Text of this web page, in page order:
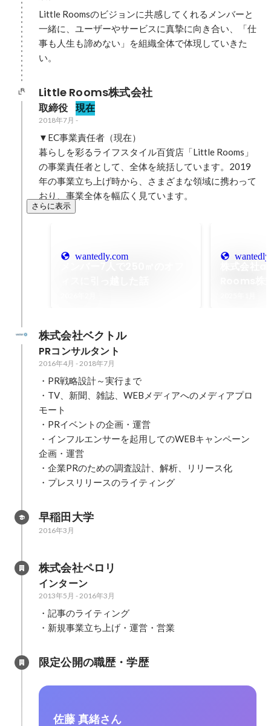
Little Roomsのビジョンに共感してくれるメンバーと
一緒に、ユーザーやサービスに真摯に向き合い、「仕
事も人生も諦めない」を組織全体で体現していきた
い。
Little Rooms株式会社
取締役 現在
2018年7月 -
▼EC事業責任者（現在）
暮らしを彩るライフスタイル百貨店「Little Rooms」
の事業責任者として、全体を統括しています。2019
年の事業立ち上げ時から、さまざまな領域に携わって
おり、事業全体を幅広く見ています。
さらに表示
wantedly.com
株式会社ベクトル
PRコンサルタント
2016年4月 - 2018年7月
・PR戦略設計～実行まで
・TV、新聞、雑誌、WEBメディアへのメディアプロ
モート
・PRイベントの企画・運営
・インフルエンサーを起用してのWEBキャンペーン
企画・運営
・企業PRのための調査設計、解析、リリース化
・プレスリリースのライティング
早稲田大学
2016年3月
株式会社ペロリ
インターン
2013年5月 - 2016年3月
・記事のライティング
・新規事業立ち上げ・運営・営業
限定公開の職歴・学歴
佐藤 真緒さん